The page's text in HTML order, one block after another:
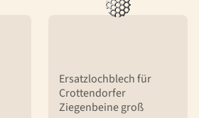
Ersatzlochblech für
Crottendorfer
Ziegenbeine groß